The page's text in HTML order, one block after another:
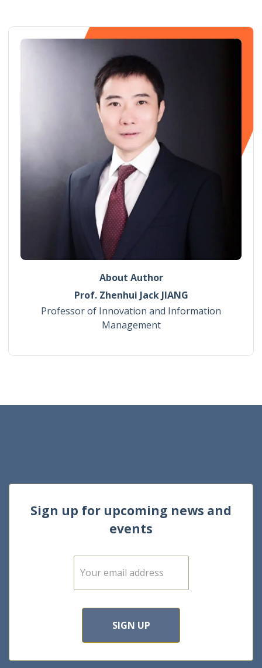
About Author
Prof. Zhenhui Jack JIANG
Professor of Innovation and Information
Management
Sign up for upcoming news and
events
E
m
SIGN UP